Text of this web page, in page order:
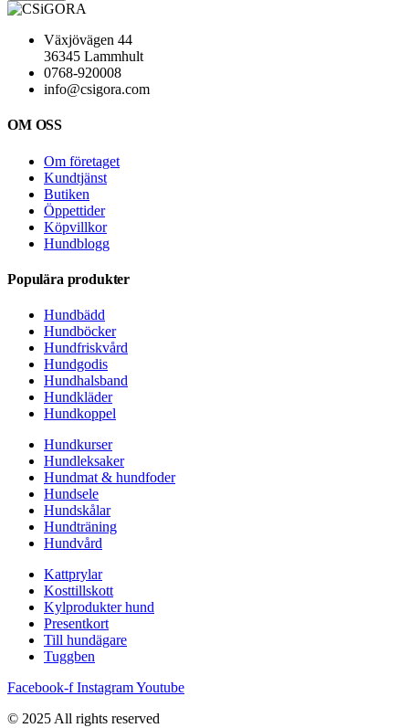
Växjövägen 44
36345 Lammhult
0768-920008
info@csigora.com
OM OSS
Om företaget
Kundtjänst
Butiken
Öppettider
Köpvillkor
Hundblogg
Populära produkter
Hundbädd
Hundböcker
Hundfriskvård
Hundgodis
Hundhalsband
Hundkläder
Hundkoppel
Hundkurser
Hundleksaker
Hundmat & hundfoder
Hundsele
Hundskålar
Hundträning
Hundvård
Kattprylar
Kosttillskott
Kylprodukter hund
Presentkort
Till hundägare
Tuggben
Facebook-f InstagramYoutube
© 2025 All rights reserved